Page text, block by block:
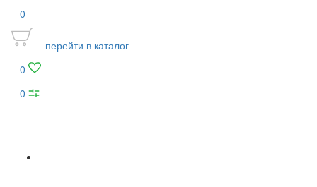
0
перейти в каталог
0
0